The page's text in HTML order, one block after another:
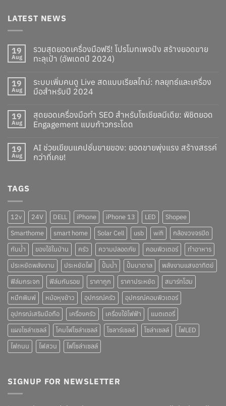
LATEST NEWS
19
Aug
รวมสุดยอดเครื่องมือฟรี! โปรโมทเพจปัง สร้างยอดขาย
ทะลุเป้า (อัพเดตปี 2024)
19
Aug
ระบบเพิ่มคนดู Live สดแบบเรียลไทม์: กลยุทธ์และเครื่อง
มือสำหรับปี 2024
19
Aug
สุดยอดเครื่องมือทำ SEO สำหรับโซเชียลมีเดีย: พิชิตยอด
Engagement แบบก้าวกระโดด
19
Aug
AI ช่วยเขียนแคปชั่นขายของ: ยอดขายพุ่งแรง สร้างสรรค์
กว่าที่เคย!
TAGS
12v 24V DELL iPhone iPhone 13 LED
Shopee
Smarthome
smart home Solar Cell usb wifi
กล้องวงจรปิด
กันน้ำ
ของใช้ในบ้าน ครัว ความปลอดภัย คอมพิวเตอร์
ทำอาหาร
ประหยัดพลังงาน
ประหยัดไฟ ปั๊มน้ำ ปั๊มบาดาล
พลังงานแสงอาทิตย์
ฟิล์มกระจก
ฟิล์มกันรอย ราคาถูก ราคาประหยัด
สมาร์ทโฮม
หมึกพิมพ์
หม้อหุงข้าว อุปกรณ์ครัว
อุปกรณ์คอมพิวเตอร์
อุปกรณ์เสริมมือถือ
เครื่องครัว เครื่องใช้ไฟฟ้า
แบตเตอรี่
แผงโซล่าเซลล์
โคมไฟโซล่าเซลล์ โซลาร์เซลล์ โซล่าเซลล์
ไฟLED
ไฟถนน
ไฟสวน ไฟโซล่าเซลล์
SIGNUP FOR NEWSLETTER